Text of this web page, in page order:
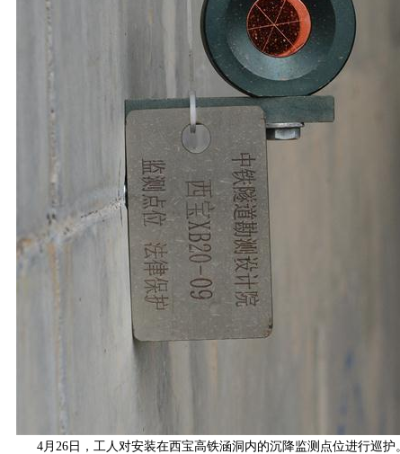
4月26日，工人对安装在西宝高铁涵洞内的沉降监测点位进行巡